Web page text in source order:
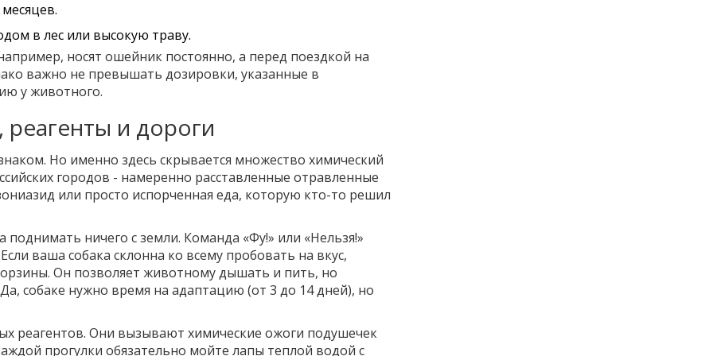
в лес или высокую траву.
носят ошейник постоянно, а перед поездкой на
важно не превышать дозировки, указанные в
у животного.
и дороги
Но именно здесь скрывается множество химический
городов - намеренно расставленные отравленные
или просто испорченная еда, которую кто-то решил
ничего с земли. Команда «Фу!» или «Нельзя!»
ваша собака склонна ко всему пробовать на вкус,
. Он позволяет животному дышать и пить, но
собаке нужно время на адаптацию (от 3 до 14 дней), но
реагентов. Они вызывают химические ожоги подушечек
прогулки обязательно мойте лапы теплой водой с